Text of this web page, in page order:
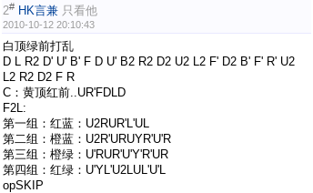
2# HK言兼 只看他
2010-10-12 20:10:43
白顶绿前打乱
D L R2 D' U' B' F D U' B2 R2 D2 U2 L2 F' D2 B' F' R' U2
L2 R2 D2 F R
C：黄顶红前..UR'FDLD
F2L:
第一组：红蓝：U2RUR'L'UL
第二组：橙蓝：U2R'URUYR'U'R
第三组：橙绿：U'RUR'U'Y'R'UR
第四组：红绿：U'YL'U2LUL'U'L
opSKIP